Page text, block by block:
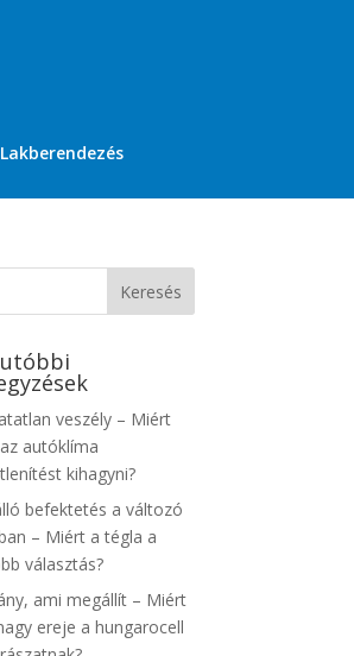
Lakberendezés
veszély – Miért
autóklíma
kihagyni?
befektetés a változó
– Miért a tégla a
választás?
ami megállít – Miért
ereje a hungarocell